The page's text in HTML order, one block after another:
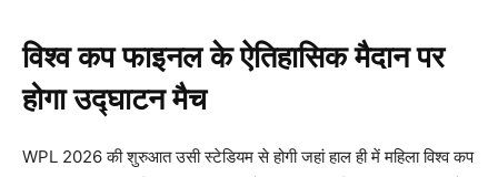
विश्व कप फाइनल के ऐतिहासिक मैदान पर
होगा उद्घाटन मैच
WPL 2026 की शुरुआत उसी स्टेडियम से होगी जहां हाल ही में महिला विश्व कप